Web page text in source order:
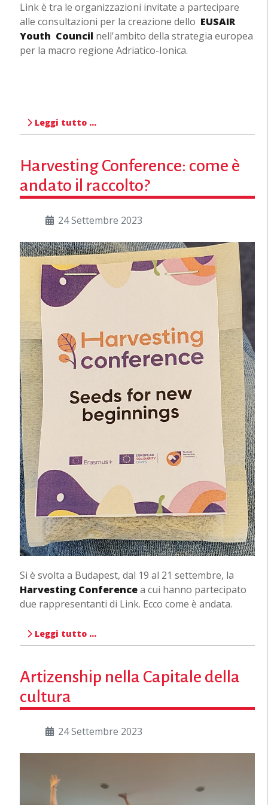
Link è tra le organizzazioni invitate a partecipare
alle consultazioni per la creazione dello EUSAIR
Youth Council nell'ambito della strategia europea
per la macro regione Adriatico-Ionica.
Leggi tutto …
Harvesting Conference: come è
andato il raccolto?
24 Settembre 2023
Si è svolta a Budapest, dal 19 al 21 settembre, la
Harvesting Conferencea cui hanno partecipato
due rappresentanti di Link. Ecco come è andata.
Leggi tutto …
Artizenship nella Capitale della
cultura
24 Settembre 2023